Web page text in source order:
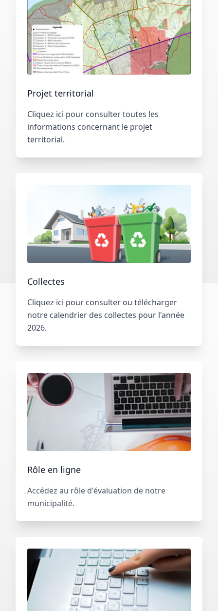
Projet territorial
Cliquez ici pour consulter toutes les
informations concernant le projet
territorial.
Collectes
Cliquez ici pour consulter ou télécharger
notre calendrier des collectes pour l'année
2026.
Rôle en ligne
Accédez au rôle d'évaluation de notre
municipalité.